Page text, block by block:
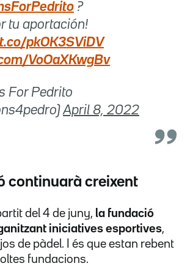
?
tu aportación!
pkOK3SViDV
VoOaXKwgBv
For Pedrito
April 8, 2022
continuarà creixent
del 4 de juny, la fundació
iniciatives esportives,
de pàdel. I és que estan rebent
fundacions.